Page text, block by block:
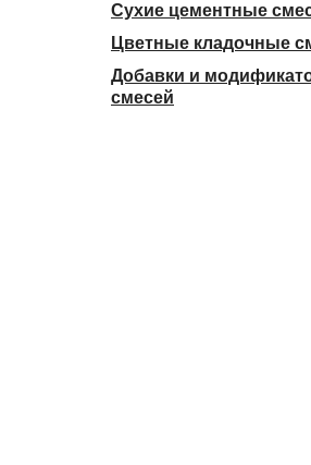
Сухие цементные
Цветные кладочные
Добавки и
смесей